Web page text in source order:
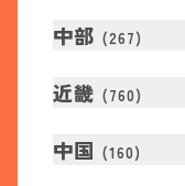
中部 (267)
近畿 (760)
中国 (160)